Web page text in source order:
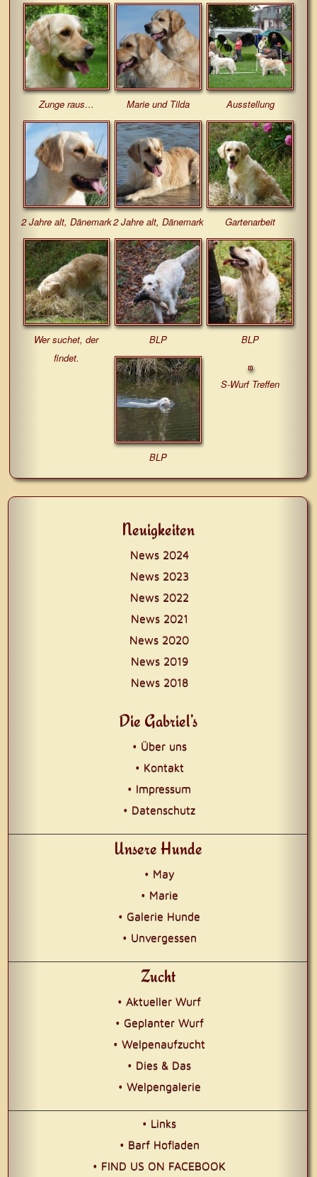
Zunge raus… Marie und Tilda Ausstellung
2 Jahre alt, Dänemark2 Jahre alt, Dänemark Gartenarbeit
Wer suchet, der
findet.
BLP BLP
BLP
S-Wurf Treffen
Neuigkeiten
News 2024
News 2023
News 2022
News 2021
News 2020
News 2019
News 2018
Die Gabriel’s
• Über uns
• Kontakt
• Impressum
• Datenschutz
Unsere Hunde
• May
• Marie
• Galerie Hunde
• Unvergessen
Zucht
• Aktueller Wurf
• Geplanter Wurf
• Welpenaufzucht
• Dies & Das
• Welpengalerie
• Links
• Barf Hofladen
• FIND US ON FACEBOOK